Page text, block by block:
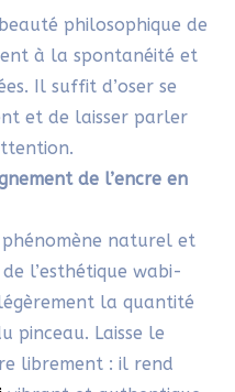
et riche ! Le
ressource
qui
le vocabulaire et
Répondre